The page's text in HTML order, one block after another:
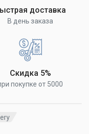
доставка
В день заказа
Скидка 5%
покупке от 5000